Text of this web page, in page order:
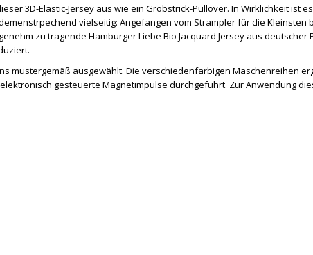
3D-Elastic-Jersey aus wie ein Grobstrick-Pullover. In Wirklichkeit ist
vielseitig: Angefangen vom Strampler für die Kleinsten
zu tragende Hamburger Liebe Bio Jacquard Jersey aus deutscher
mustergemäß ausgewählt. Die verschiedenfarbigen Maschenreihen
gesteuerte Magnetimpulse durchgeführt. Zur Anwendung